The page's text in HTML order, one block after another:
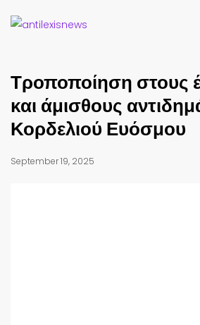
Τροποποίηση στους
και άμισθους
Κορδελιού Ευόσμου
September 19, 2025